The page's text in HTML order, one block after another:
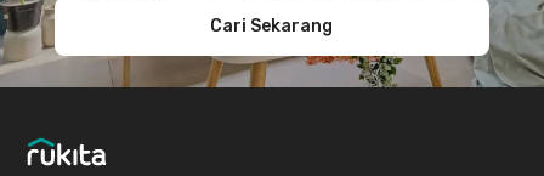
Cari Sekarang